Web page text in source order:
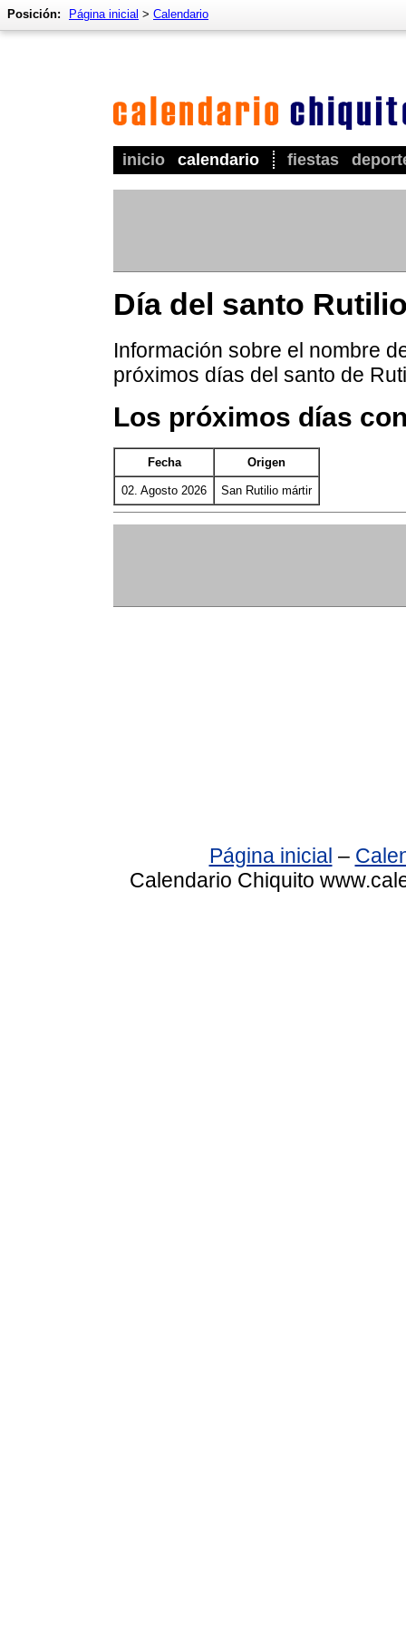
inicio calendario fiestas
Posición: Página inicial > Calendario
Día del santo
Información sobre el nombre
próximos días del santo de
Los próximos días
Fecha Origen
02. Agosto 2026 San Rutilio mártir
Página inicial –
Calendario Chiquito